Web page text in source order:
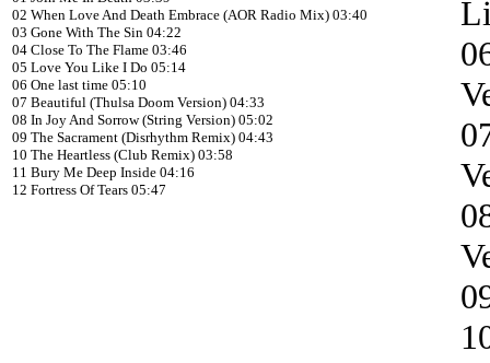
02 When Love And Death Embrace (AOR Radio Mix) 03:40
03 Gone With The Sin 04:22
04 Close To The Flame 03:46
05 Love You Like I Do 05:14
06 One last time 05:10
07 Beautiful (Thulsa Doom Version) 04:33
08 In Joy And Sorrow (String Version) 05:02
09 The Sacrament (Disrhythm Remix) 04:43
10 The Heartless (Club Remix) 03:58
11 Bury Me Deep Inside 04:16
12 Fortress Of Tears 05:47